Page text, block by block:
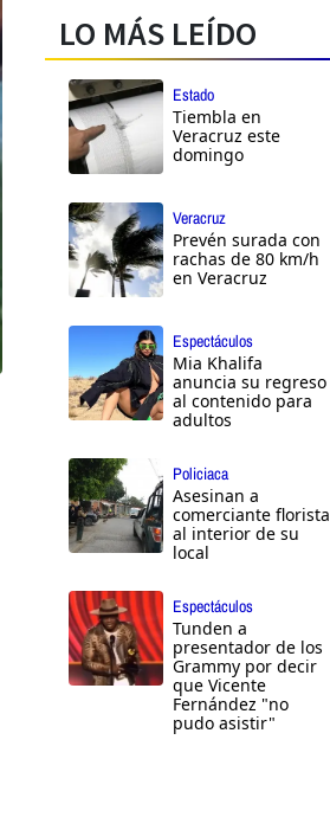
LO MÁS LEÍDO
Estado
Tiembla en
Veracruz este
domingo
Veracruz
Prevén surada con
rachas de 80 km/h
en Veracruz
Espectáculos
Mia Khalifa
anuncia su regreso
al contenido para
adultos
Policiaca
Asesinan a
comerciante florista
al interior de su
local
Espectáculos
Tunden a
presentador de los
Grammy por decir
que Vicente
Fernández "no
pudo asistir"